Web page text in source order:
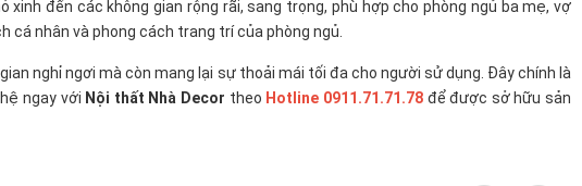
đến các không gian rộng rãi, sang trọng, phù hợp cho phòng ngủ ba mẹ, vợ
cá nhân và phong cách trang trí của phòng ngủ.
nghỉ ngơi mà còn mang lại sự thoải mái tối đa cho người sử dụng. Đây chính là
hệ ngay với Nội thất Nhà Decor theo Hotline 0911.71.71.78 để được sở hữu sản